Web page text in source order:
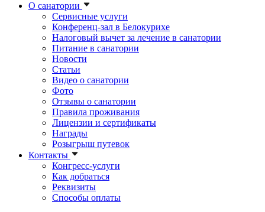
О санатории
Сервисные услуги
Конференц-зал в Белокурихе
Налоговый вычет за лечение в санатории
Питание в санатории
Новости
Статьи
Видео о санатории
Фото
Отзывы о санатории
Правила проживания
Лицензии и сертификаты
Награды
Розыгрыш путевок
Контакты
Конгресс-услуги
Как добраться
Реквизиты
Способы оплаты